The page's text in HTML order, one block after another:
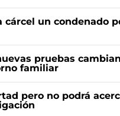
cárcel un condenado
pruebas
familiar
pero no podrá